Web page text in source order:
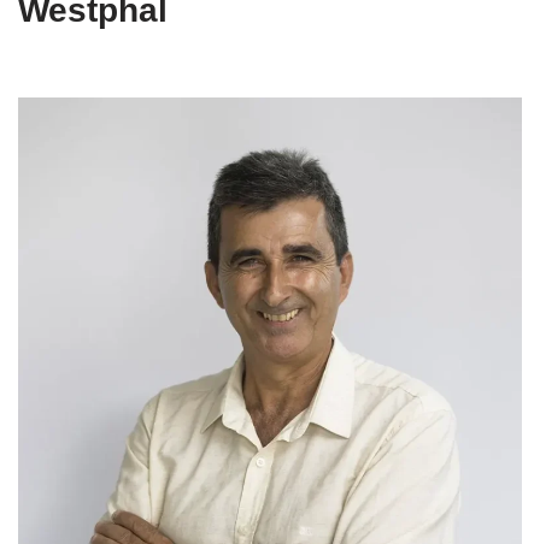
Westphal